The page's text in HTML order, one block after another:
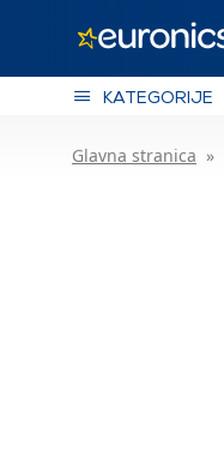
KATEGORIJE
Glavna stranica